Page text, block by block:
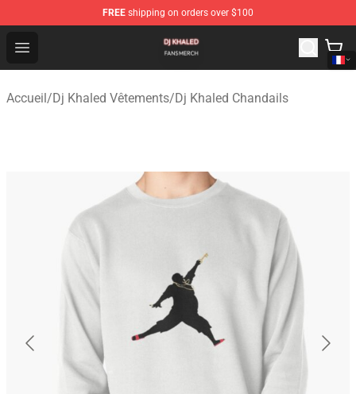
FREE shipping on orders over $100
Open menu
Dj Khaled Shop - Official Dj Khaled Merchandise Store
Accueil/Dj Khaled Vêtements/Dj Khaled Chandails